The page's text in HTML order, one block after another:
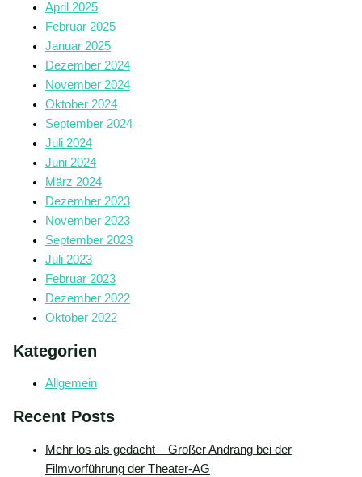
April 2025
Februar 2025
Januar 2025
Dezember 2024
November 2024
Oktober 2024
September 2024
Juli 2024
Juni 2024
März 2024
Dezember 2023
November 2023
September 2023
Juli 2023
Februar 2023
Dezember 2022
Oktober 2022
Kategorien
Allgemein
Recent Posts
Mehr los als gedacht – Großer Andrang bei der
Filmvorführung der Theater-AG